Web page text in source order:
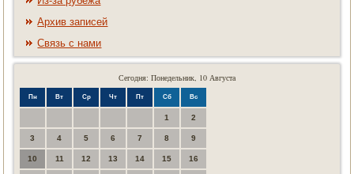
Архив записей
Связь с нами
Сегодня: Понедельник, 10 Августа
Пн Вт Ср Чт Пт Сб Вс
1 2
3 4 5 6 7 8 9
10 11 12 13 14 15 16